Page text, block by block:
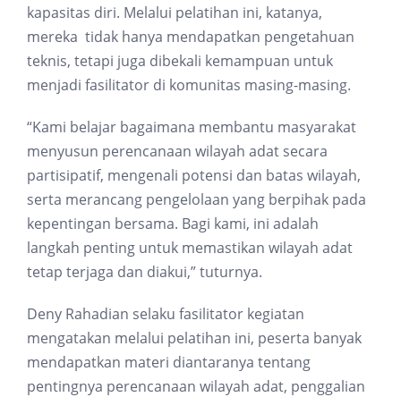
kapasitas diri. Melalui pelatihan ini, katanya,
mereka tidak hanya mendapatkan pengetahuan
teknis, tetapi juga dibekali kemampuan untuk
menjadi fasilitator di komunitas masing-masing.
“Kami belajar bagaimana membantu masyarakat
menyusun perencanaan wilayah adat secara
partisipatif, mengenali potensi dan batas wilayah,
serta merancang pengelolaan yang berpihak pada
kepentingan bersama. Bagi kami, ini adalah
langkah penting untuk memastikan wilayah adat
tetap terjaga dan diakui,” tuturnya.
Deny Rahadian selaku fasilitator kegiatan
mengatakan melalui pelatihan ini, peserta banyak
mendapatkan materi diantaranya tentang
pentingnya perencanaan wilayah adat, penggalian